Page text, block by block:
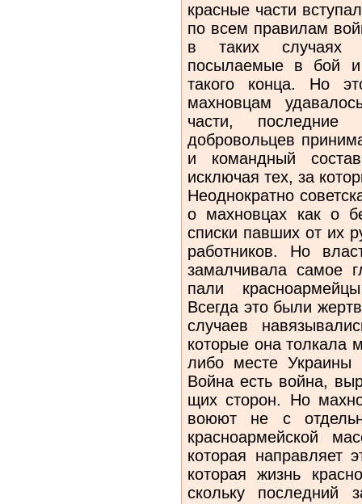
красные части
по всем правилам
в таких случаях
посылаемые в бой и
такого конца. Но
махновцам
части, последние
добровольцев
и командный
исключая тех, за
Неоднократно
о мах­новцах как о
списки павших от их
работников. Но
замалчивала самое
пали
Всегда это были
случаев
которые она толкала
либо месте Украины
Война есть война,
щих сторон. Но
воюют не с
красноармейской
которая направляет
которая жизнь
скольку последний